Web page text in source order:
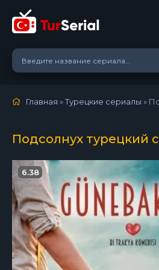
Главная »Турецкие сериалы »
Подсолнух турецкий
6.38